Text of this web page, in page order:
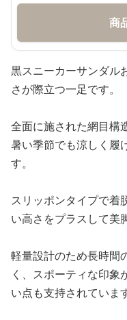
商
黒スニーカーサンダル
さが際立つ一足です。
全面に施された網目構
暑い季節でも涼しく履
す。
スリッポンタイプで着
い高さをプラスして美
軽量設計のため長時間
く、スポーティな印象
い点も支持されています